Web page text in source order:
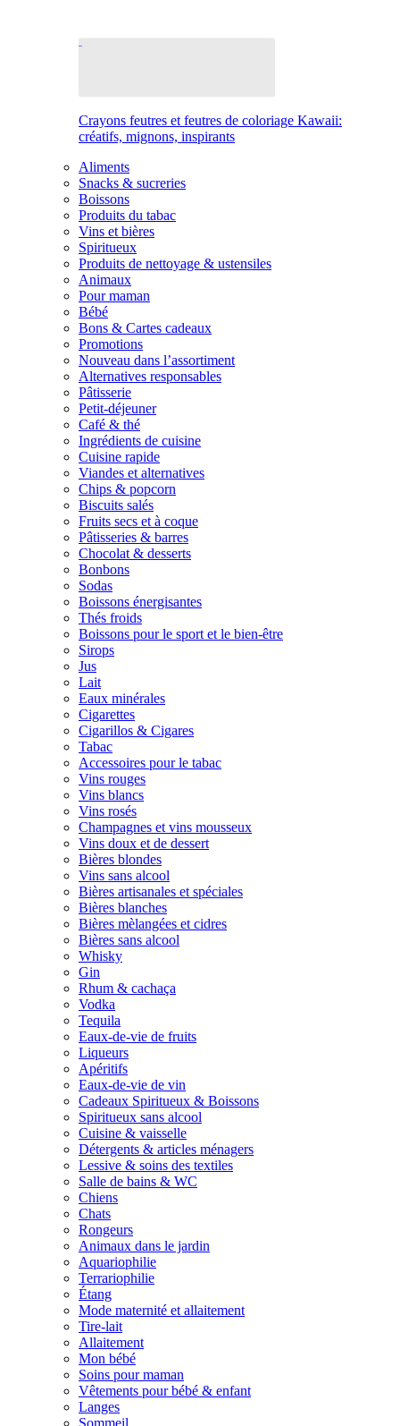
Crayons feutres et feutres de coloriage Kawaii:
créatifs, mignons, inspirants
Aliments
Snacks & sucreries
Boissons
Produits du tabac
Vins et bières
Spiritueux
Produits de nettoyage & ustensiles
Animaux
Pour maman
Bébé
Bons & Cartes cadeaux
Promotions
Nouveau dans l’assortiment
Alternatives responsables
Pâtisserie
Petit-déjeuner
Café & thé
Ingrédients de cuisine
Cuisine rapide
Viandes et alternatives
Chips & popcorn
Biscuits salés
Fruits secs et à coque
Pâtisseries & barres
Chocolat & desserts
Bonbons
Sodas
Boissons énergisantes
Thés froids
Boissons pour le sport et le bien-être
Sirops
Jus
Lait
Eaux minérales
Cigarettes
Cigarillos & Cigares
Tabac
Accessoires pour le tabac
Vins rouges
Vins blancs
Vins rosés
Champagnes et vins mousseux
Vins doux et de dessert
Bières blondes
Vins sans alcool
Bières artisanales et spéciales
Bières blanches
Bières mèlangées et cidres
Bières sans alcool
Whisky
Gin
Rhum & cachaça
Vodka
Tequila
Eaux-de-vie de fruits
Liqueurs
Apéritifs
Eaux-de-vie de vin
Cadeaux Spiritueux & Boissons
Spiritueux sans alcool
Cuisine & vaisselle
Détergents & articles ménagers
Lessive & soins des textiles
Salle de bains & WC
Chiens
Chats
Rongeurs
Animaux dans le jardin
Aquariophilie
Terrariophilie
Étang
Mode maternité et allaitement
Tire-lait
Allaitement
Mon bébé
Soins pour maman
Vêtements pour bébé & enfant
Langes
Sommeil